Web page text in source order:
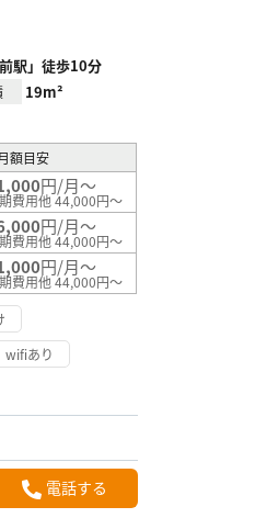
駅」徒歩10分
19m²
額目安
円/月～
費用他 44,000円～
円/月～
費用他 44,000円～
円/月～
費用他 44,000円～
wifiあり
電話する